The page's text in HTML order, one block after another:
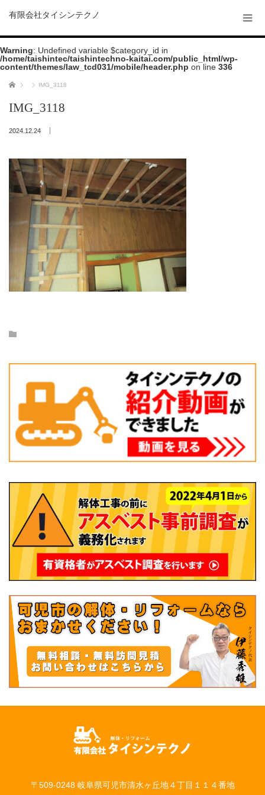
有限会社タイシンテクノ
Warning: Undefined variable $category_id in
/home/taishintec/taishintechno-kaitai.com/public_html/wp-
content/themes/law_tcd031/mobile/header.php on line 336
ホーム IMG_3118
IMG_3118
2024.12.24
〒509-0248 岐阜県可児市清水ヶ丘地４丁目１１４番地